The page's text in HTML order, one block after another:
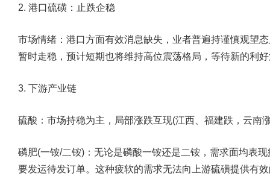
2. 港口硫磺：止跌企稳
市场情绪： 港口方面有效消息缺失，业者普遍持谨慎观望
暂时走稳，预计短期也将维持高位震荡格局，等待新的利
3. 下游产业链
硫酸： 市场持稳为主，局部涨跌互现(江西、福建跌，云南
磷肥(一铵/二铵)： 无论是磷酸一铵还是二铵，需求面均表
要发运待发订单。这种疲软的需求无法向上游硫磺提供有